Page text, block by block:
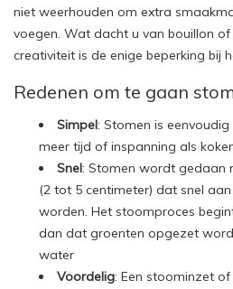
niet weerhouden om extra
voegen. Wat dacht u van bouillon of
creativiteit is de enige beperking bij
Redenen om te gaan
Simpel: Stomen is
meer tijd of inspanning als
Snel: Stomen wordt gedaan
(2 tot 5 centimeter) dat snel
worden. Het stoomproces
dan dat groenten opgezet
water
Voordelig: Een stoominzet